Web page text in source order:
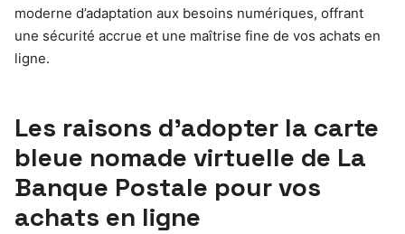
moderne d’adaptation aux besoins numériques, offrant
une sécurité accrue et une maîtrise fine de vos achats en
ligne.
Les raisons d’adopter la carte
bleue nomade virtuelle de La
Banque Postale pour vos
achats en ligne